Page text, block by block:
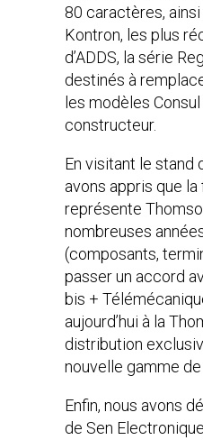
80 caractères,
Kontron, les plus
d’ADDS, la série
destinés à
les modèles
constructeur.
En visitant le stand
avons appris que
représente
nombreuses
(composants,
passer un accord
bis +
aujourd’hui à la
distribution
nouvelle gamme de
Enfin, nous avons
de Sen